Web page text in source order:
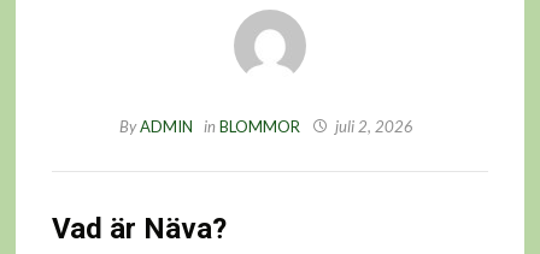
ByADMIN in BLOMMOR juli 2, 2026
Vad är Näva?